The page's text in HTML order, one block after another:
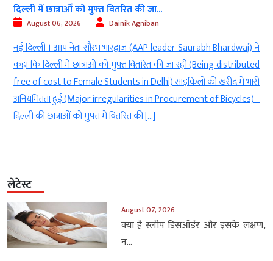
दिल्ली में छात्राओं को मुफ्त वितरित की जा...
August 06, 2026 Dainik Agniban
नई दिल्ली । आप नेता सौरभ भारद्वाज (AAP leader Saurabh Bhardwaj) ने
कहा कि दिल्ली में छात्राओं को मुफ्त वितरित की जा रही (Being distributed
free of cost to Female Students in Delhi) साइकिलों की खरीद में भारी
अनियमितता हुई (Major irregularities in Procurement of Bicycles) ।
दिल्ली की छात्राओं को मुफ्त में वितरित की […]
लेटेस्ट
August 07, 2026
क्या है स्लीप डिसऑर्डर और इसके लक्षण,
न...